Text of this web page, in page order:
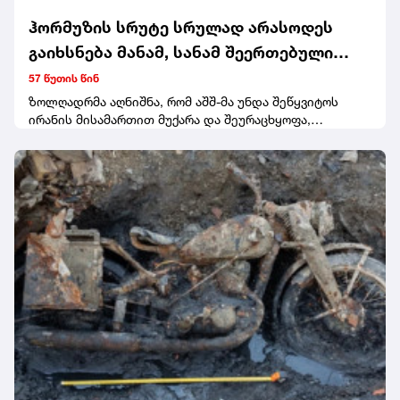
ჰორმუზის სრუტე სრულად არასოდეს
გაიხსნება მანამ, სანამ შეერთებული
შტატები თავის ქცევას არ გამოასწორებს
- ირანის უსაფრთხოების სამსახურის
ხელმძღვანელი
57 წუთის წინ
ზოლღადრმა აღნიშნა, რომ აშშ-მა უნდა შეწყვიტოს
ირანის მისამართით მუქარა და შეურაცხყოფა,
რეგიონული მოკავშირეების წინააღმდეგ, გაიყვანოს
ირანის ბლოკადაში ჩართული საზღვაო და საჰაერო
ძალები, გადაუხადოს ირანს კომპენსაცია ბოლო
კონფლიქტის დროს მიყენებული ზარალისთვის,
მოხსნას სანქციები და გაათავისუფლოს ირანული
აქტივები.